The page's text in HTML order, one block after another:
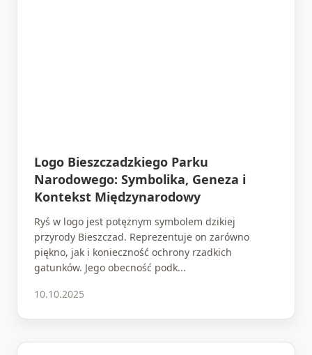
Logo Bieszczadzkiego Parku
Narodowego: Symbolika, Geneza i
Kontekst Międzynarodowy
Ryś w logo jest potężnym symbolem dzikiej
przyrody Bieszczad. Reprezentuje on zarówno
piękno, jak i konieczność ochrony rzadkich
gatunków. Jego obecność podk...
10.10.2025